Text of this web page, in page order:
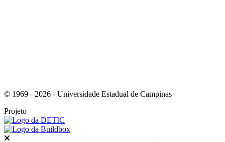
© 1969 - 2026 - Universidade Estadual de Campinas
Projeto